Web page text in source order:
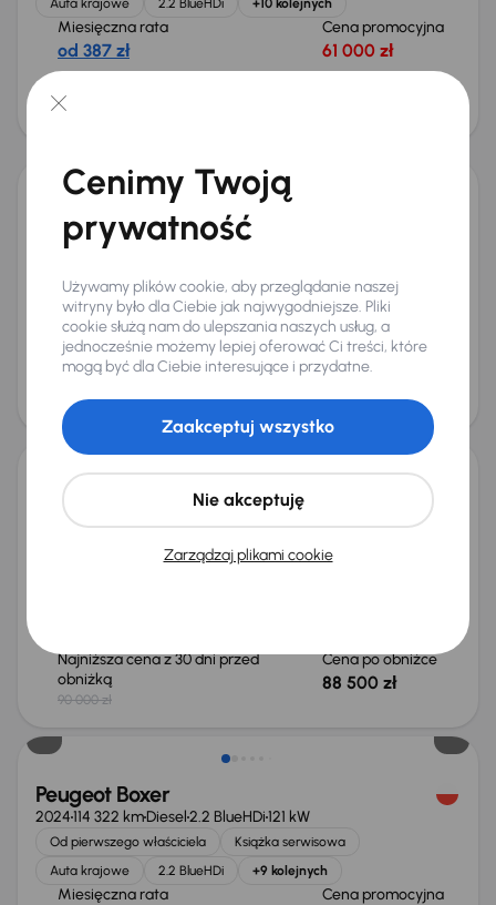
Auta krajowe 2.2 BlueHDi +10 kolejnych
Miesięczna rata
od 387 zł
Cena promocyjna
61 000 zł
65 000 zł
Peugeot Boxer
2023156 169 km Diesel 2.2 BlueHDi
Auta krajowe
2.2 BlueHDi +10 kolejnych
Miesięczna rata
od 446 zł
Cena promocyjna
71 000 zł
Cena
75 000 zł
Taniej o 1 500 zł
Peugeot Boxer
202480 968 kmDiesel2.2 BlueHDi121 kW
Od pierwszego właściciela
Książka serwisowa
Najniższa cena z 30 dni przed
obniżką
90 000 zł
Cena po obniżce
88 500 zł
Możliwość odliczenia VAT
Peugeot Boxer
2024114 322 kmDiesel2.2 BlueHDi121 kW
Od pierwszego właściciela
Książka serwisowa
Auta krajowe
2.2 BlueHDi +9 kolejnych
Miesięczna rata Cena promocyjna
Cenimy Twoją
prywatność
Używamy plików cookie, aby przeglądanie naszej
witryny było dla Ciebie jak najwygodniejsze. Pliki
cookie służą nam do ulepszania naszych usług, a
jednocześnie możemy lepiej oferować Ci treści, które
mogą być dla Ciebie interesujące i przydatne.
Zarządzaj plikami cookie
Nie akceptuję
Zaakceptuj wszystko